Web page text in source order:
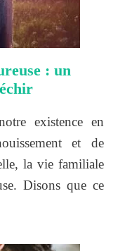
: un
existence en
et de
la vie familiale
Disons que ce